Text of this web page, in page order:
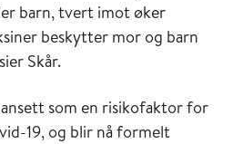
barn, tvert imot øker
beskytter mor og barn
Skår.
som en risikofaktor for
19, og blir nå formelt